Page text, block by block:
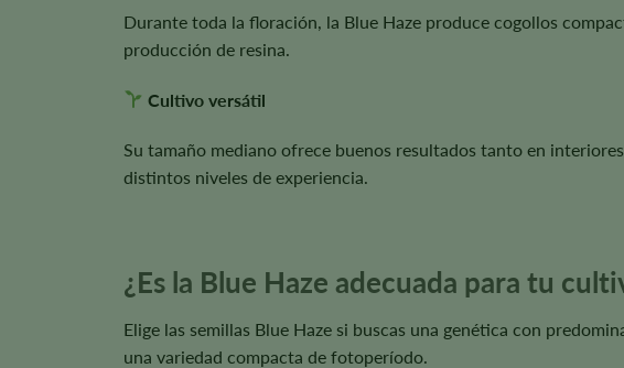
Durante toda la floración, la Blue Haze produce cogollos
producción de resina.
Cultivo versátil
Su tamaño mediano ofrece buenos resultados tanto en
distintos niveles de experiencia.
¿Es la Blue Haze adecuada para tu
Elige las semillas Blue Haze si buscas una genética con
una variedad compacta de fotoperíodo.